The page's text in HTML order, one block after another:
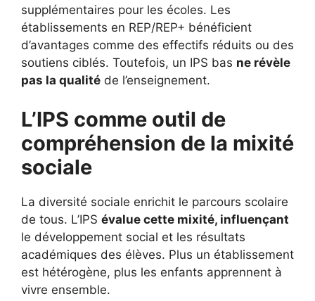
supplémentaires pour les écoles. Les
établissements en REP/REP+ bénéficient
d’avantages comme des effectifs réduits ou des
soutiens ciblés. Toutefois, un IPS bas ne révèle
pas la qualité de l’enseignement.
L’IPS comme outil de
compréhension de la mixité
sociale
La diversité sociale enrichit le parcours scolaire
de tous. L’IPS évalue cette mixité, influençant
le développement social et les résultats
académiques des élèves. Plus un établissement
est hétérogène, plus les enfants apprennent à
vivre ensemble.